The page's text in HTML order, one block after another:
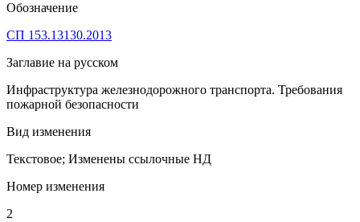
Обозначение
СП 153.13130.2013
Заглавие на русском
Инфраструктура железнодорожного транспорта. Требования
пожарной безопасности
Вид изменения
Текстовое; Изменены ссылочные НД
Номер изменения
2